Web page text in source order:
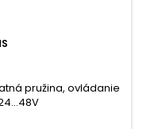
pružina, ovládanie